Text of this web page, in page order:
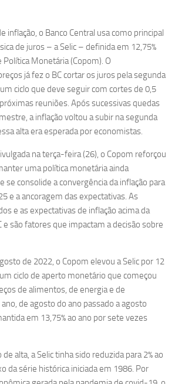
inflação, o Banco Central usa como principal
de juros – a Selic – definida em 12,75%
Monetária (Copom). O
já fez o BC cortar os juros pela segunda
ciclo que deve seguir com cortes de 0,5
reuniões. Após sucessivas quedas
a inflação voltou a subir na segunda
alta era esperada por economistas.
na terça-feira (26), o Copom reforçou
uma política monetária ainda
se consolide a convergência da inflação para
e a ancoragem das expectativas. As
e as expectativas de inflação acima da
e são fatores que impactam a decisão sobre
de 2022, o Copom elevou a Selic por 12
ciclo de aperto monetário que começou
de alimentos, de energia e de
de agosto do ano passado a agosto
em 13,75% ao ano por sete vezes
alta, a Selic tinha sido reduzida para 2% ao
da série histórica iniciada em 1986. Por